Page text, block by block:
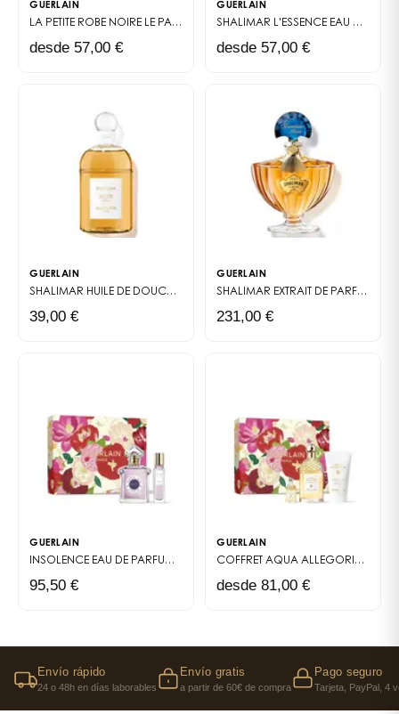
ALCOHOL • PARFUM (FRAGRANCE) • AQUA (WATER) •
CINNAMAL • BENZYL ALCOHOL • TOCOPHEROL • CI
19140 (YELLOW 5) • CI 14700 (RED 4) • CI 60730 (EXT.
VIOLET 2)
GUERLAIN
LA PETITE ROBE NOIRE LE PARFUM
desde 57,00 €
GUERLAIN
SHALIMAR L'ESSENCE EAU DE PARFUM INTENSE
desde 57,00 €
GUERLAIN
SHALIMAR HUILE DE DOUCHE ACEITE SEDOSO PARA LA DUCHA
39,00 €
GUERLAIN
SHALIMAR EXTRAIT DE PARFUM
231,00 €
GUERLAIN
INSOLENCE EAU DE PARFUM 75 ML + TRAVEL SPRAY ESTE COFRE
95,50 €
GUERLAIN
COFFRET AQUA ALLEGORIA MANDARINE BASILIC – EAU DE TOILETTE & LAIT CORPS
desde 81,00 €
Envío rápido
24 o 48h en días laborables
Envío gratis
a partir de 60€ de compra
Pago seguro
Tarjeta, PayPal, 4